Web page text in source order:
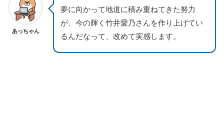
あっちゃん
夢に向かって地道に積み重ねてきた努力
が、今の輝く竹井愛乃さんを作り上げてい
るんだなって、改めて実感します。